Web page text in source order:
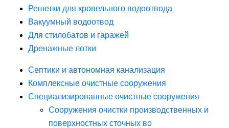
Решетки для кровельного водоотвода
Вакуумный водоотвод
Для стилобатов и гаражей
Дренажные лотки
Септики и автономная канализация
Комплексные очистные сооружения
Специализированные очистные сооружения
Сооружения очистки производственных и
поверхностных сточных во